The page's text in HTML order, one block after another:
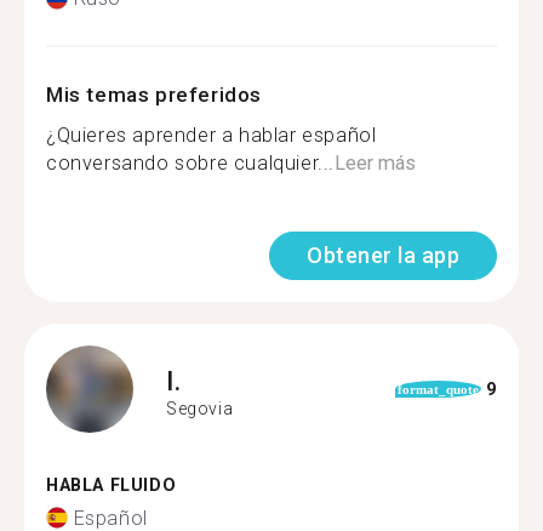
Mis temas preferidos
¿Quieres aprender a hablar español
conversando sobre cualquier...Leer más
Obtener la app
I.
Segovia
format_quote 9
HABLA FLUIDO
Español